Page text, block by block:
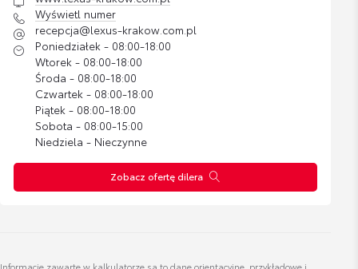
Cena brutto
420,54 zł
Organizer
Cena brutto
459,82 zł
Cena brutto
108,30 zł
Cena brutto
Mateusz Kopeć
Doradca ds. sprzedazy
Wyświetl numer
uzywane@toyota.radom.pl
Mariusz Gaweł
Wyświetl numer
recepcja@lexus-krakow.com.pl
Poniedziałek - 08:00-18:00
Wtorek - 08:00-18:00
Środa - 08:00-18:00
Czwartek - 08:00-18:00
Piątek - 08:00-18:00
Sobota - 08:00-15:00
Niedziela - Nieczynne
Zobacz ofertę dilera
Informacje zawarte w kalkulatorze są to dane orientacyjne, przykładowe i